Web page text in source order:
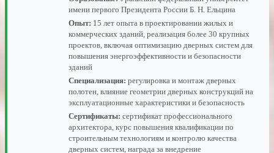
имени первого Президента России Б. Н. Ельцина
Опыт: 15 лет опыта в проектировании жилых и
коммерческих зданий, реализация более 30 крупных
проектов, включая оптимизацию дверных систем для
повышения энергоэффективности и безопасности
зданий
Специализация: регулировка и монтаж дверных
полотен, влияние геометрии дверных конструкций на
эксплуатационные характеристики и безопасность
Сертификаты: сертификат профессионального
архитектора, курс повышения квалификации по
строительным технологиям и контролю качества
дверных систем, награда за внедрение